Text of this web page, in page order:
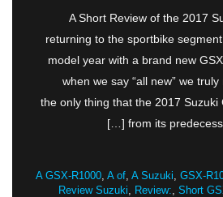
A Short Review of the 2017
returning to the sportbike
model year with a brand new
when we say “all new” we
the only thing that the 2017
from its
A GSX-R1000,A of,A Suzuki,GSX-
Review Suzuki,Review:,Short